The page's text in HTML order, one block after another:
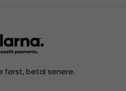
først, betal senere.